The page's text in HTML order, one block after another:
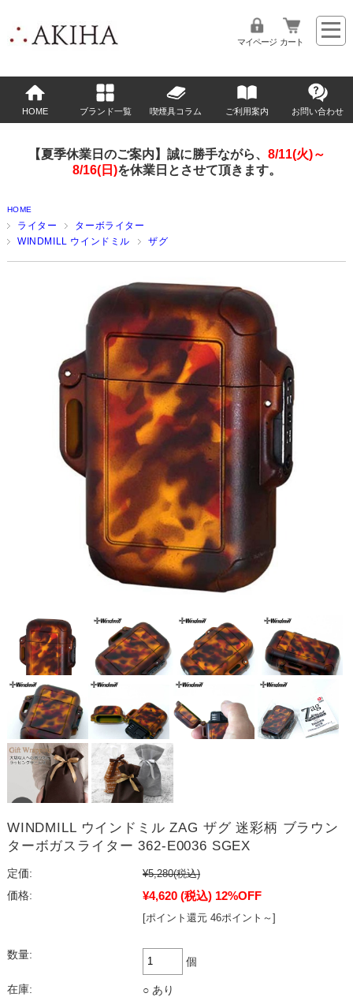
マイページ カート
HOME ブランド一覧 喫煙具コラム ご利用案内 お問い合わせ
【夏季休業日のご案内】誠に勝手ながら、 8/11(火)～
8/16(日)を休業日とさせて頂きます。
HOME
ライター
ターボライター
WINDMILL ウインドミル
ザグ
WINDMILL ウインドミル ZAG ザグ 迷彩柄 ブラウン
ターボガスライター 362-E0036 SGEX
定価: ¥5,280(税込)
価格:
¥4,620 (税込) 12%OFF
[ポイント還元 46ポイント～]
数量:
個
在庫: ○ あり